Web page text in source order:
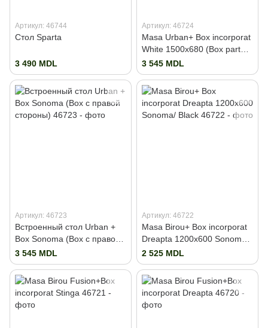
Артикул: 46744
Стол Sparta
3 490 MDL
Артикул: 46724
Masa Urban+ Box incorporat
White 1500x680 (Box partea
dreapta)
3 545 MDL
Артикул: 46723
Встроенный стол Urban +
Box Sonoma (Box с правой
стороны)
3 545 MDL
Артикул: 46722
Masa Birou+ Box incorporat
Dreapta 1200x600 Sonoma/
Black
2 525 MDL